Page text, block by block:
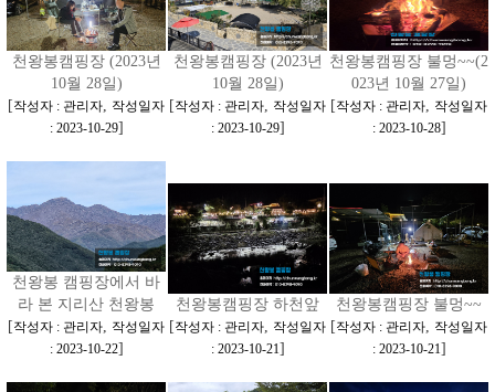
천왕봉캠핑장 (2023년
10월 28일)
[작성자 : 관리자, 작성일자
: 2023-10-29]
천왕봉캠핑장 (2023년
10월 28일)
[작성자 : 관리자, 작성일자
: 2023-10-29]
천왕봉캠핑장 불멍~~(2
023년 10월 27일)
[작성자 : 관리자, 작성일자
: 2023-10-28]
천왕봉 캠핑장에서 바
라 본 지리산 천왕봉
[작성자 : 관리자, 작성일자
: 2023-10-22]
천왕봉캠핑장 하천앞
[작성자 : 관리자, 작성일자
: 2023-10-21]
천왕봉캠핑장 불멍~~
[작성자 : 관리자, 작성일자
: 2023-10-21]